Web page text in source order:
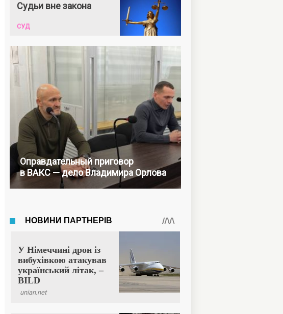
Судьи вне закона
СУД
Оправдательный приговор
в ВАКС — дело Владимира Орлова